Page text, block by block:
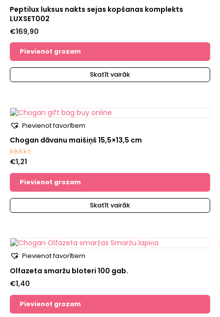
Peptilux luksus nakts sejas kopšanas komplekts
LUXSET002
€169,90
Pievienot grozam
Skatīt vairāk
Pievienot favorītiem
Chogan dāvanu maišiņš 15,5×13,5 cm
Novērtēts
ar
5.00
€1,21
Pievienot grozam
Skatīt vairāk
Pievienot favorītiem
Olfazeta smaržu bloteri 100 gab.
€1,40
Pievienot grozam